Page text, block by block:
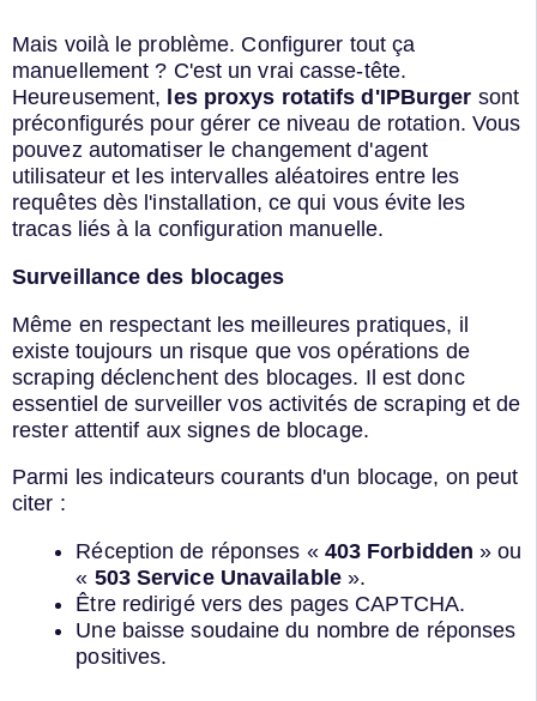
Mais voilà le problème. Configurer tout ça
manuellement ? C'est un vrai casse-tête.
Heureusement, les proxys rotatifs d'IPBurger sont
préconfigurés pour gérer ce niveau de rotation. Vous
pouvez automatiser le changement d'agent
utilisateur et les intervalles aléatoires entre les
requêtes dès l'installation, ce qui vous évite les
tracas liés à la configuration manuelle.
Surveillance des blocages
Même en respectant les meilleures pratiques, il
existe toujours un risque que vos opérations de
scraping déclenchent des blocages. Il est donc
essentiel de surveiller vos activités de scraping et de
rester attentif aux signes de blocage.
Parmi les indicateurs courants d'un blocage, on peut
citer :
Réception de réponses « 403 Forbidden » ou
« 503 Service Unavailable».
Être redirigé vers des pages CAPTCHA.
Une baisse soudaine du nombre de réponses
positives.